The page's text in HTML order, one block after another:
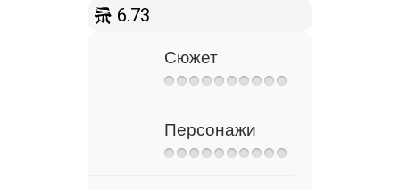
6.73
Сюжет
Персонажи